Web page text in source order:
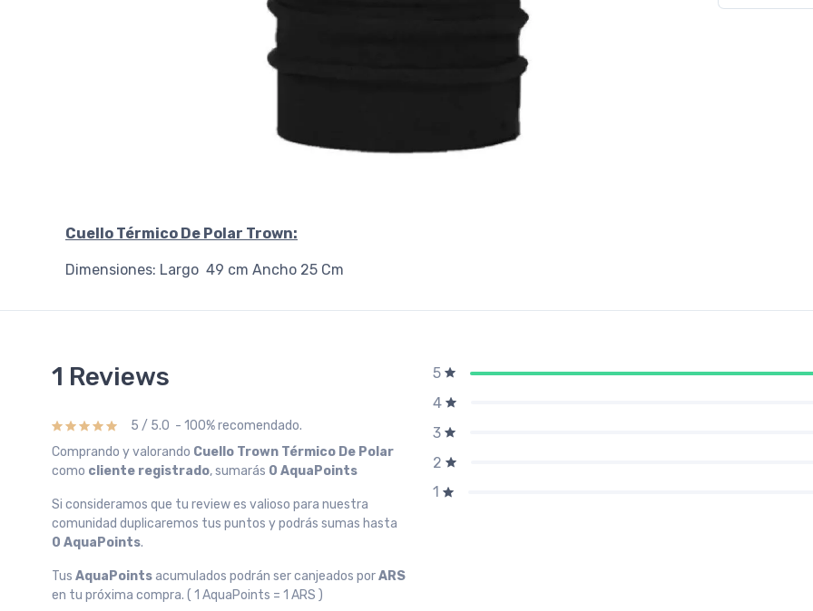
Cuello Térmico De Polar Trown:
Dimensiones: Largo 49 cm Ancho 25 Cm
1 Reviews
5 / 5.0 - 100% recomendado.
Comprando y valorando Cuello Trown Térmico De Polar
como cliente registrado, sumarás 0 AquaPoints
Si consideramos que tu review es valioso para nuestra
comunidad duplicaremos tus puntos y podrás sumas hasta
0 AquaPoints.
Tus AquaPointsacumulados podrán ser canjeados porARS
en tu próxima compra. ( 1 AquaPoints = 1 ARS )
5
4
3
2
1